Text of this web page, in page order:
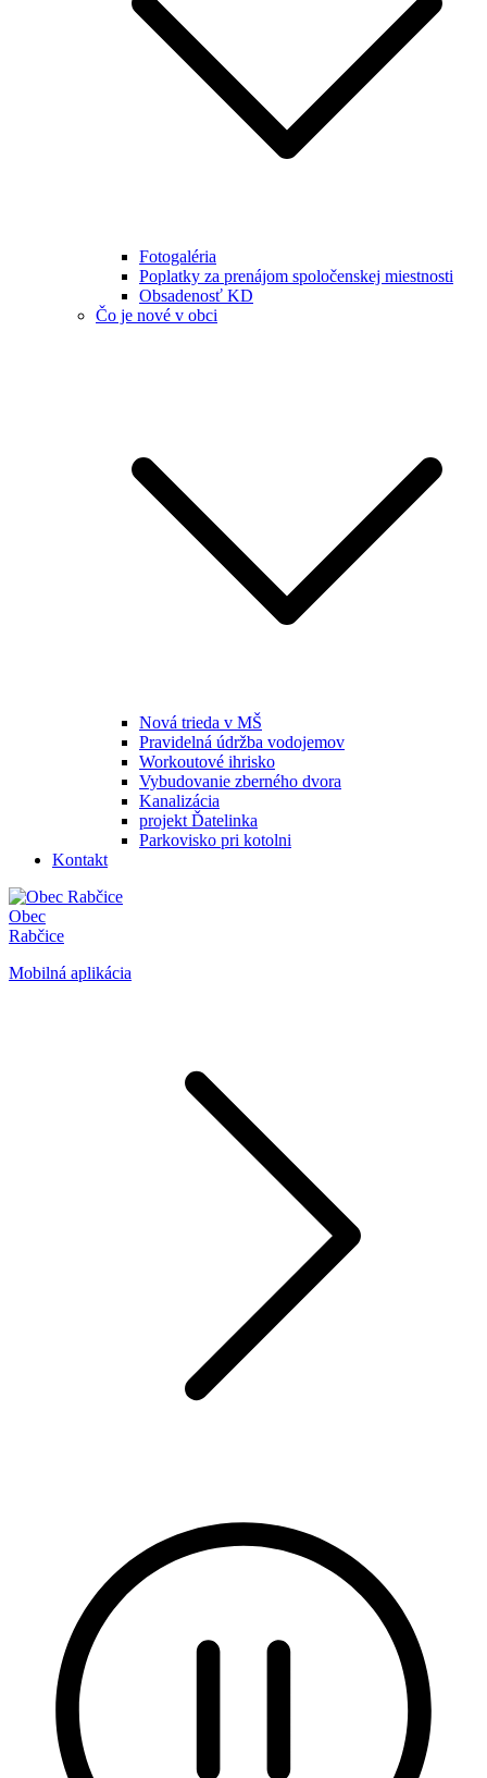
Fotogaléria
Poplatky za prenájom spoločenskej miestnosti
Obsadenosť KD
Čo je nové v obci
Nová trieda v MŠ
Pravidelná údržba vodojemov
Workoutové ihrisko
Vybudovanie zberného dvora
Kanalizácia
projekt Ďatelinka
Parkovisko pri kotolni
Kontakt
Obec
Rabčice
Mobilná aplikácia